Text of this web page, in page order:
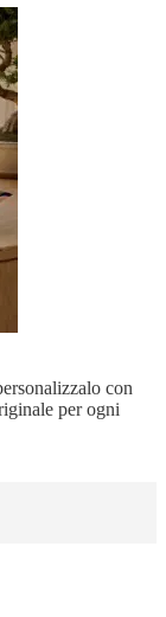
con
per ogni